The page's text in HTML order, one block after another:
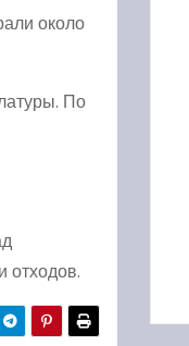
около
По
отходов.